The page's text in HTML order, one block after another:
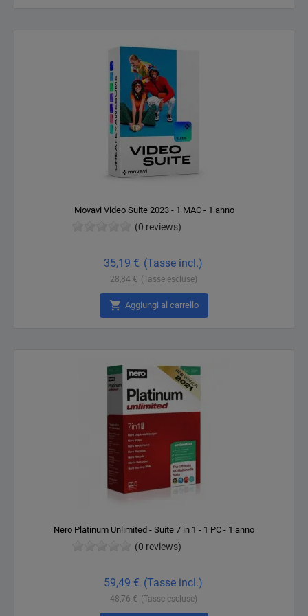
Movavi Video Suite 2023 - 1 MAC - 1 anno
(0 reviews)
35,19 € (Tasse incl.)
28,84 € (Tasse escluse)
 Aggiungi al carrello
Nero Platinum Unlimited - Suite 7 in 1 - 1 PC - 1 anno
(0 reviews)
59,49 € (Tasse incl.)
48,76 € (Tasse escluse)